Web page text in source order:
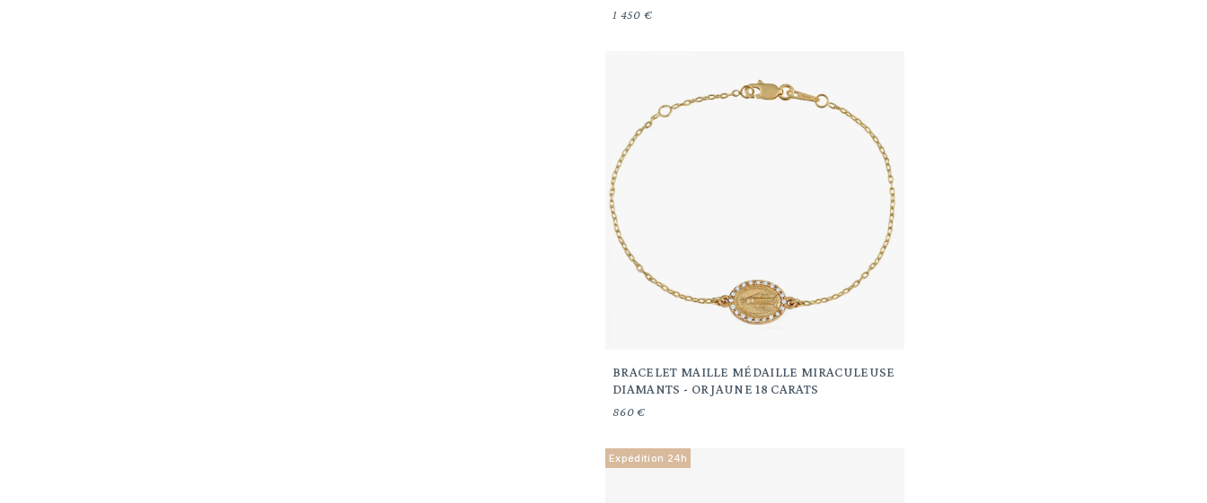
1 450 €
BRACELET MAILLE MÉDAILLE MIRACULEUSE
DIAMANTS - OR JAUNE 18 CARATS
860 €
Expédition 24h